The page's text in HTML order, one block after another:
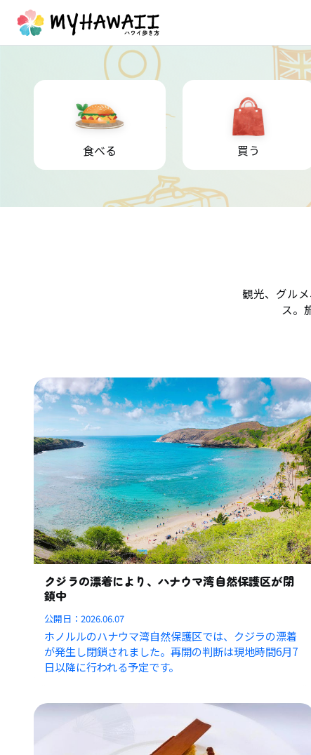
食べる 買う
観光、グル
ス。
クジラの漂着により、ハナウマ湾自然保護区が閉
鎖中
公開日：2026.06.07
ホノルルのハナウマ湾自然保護区では、クジラの漂着
が発生し閉鎖されました。再開の判断は現地時間6月7
日以降に行われる予定です。